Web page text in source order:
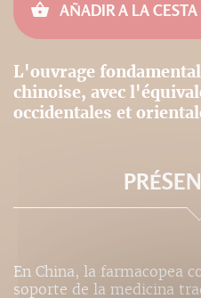
AÑADIR A LA CESTA
L'ouvrage
chinoise, avec
occidentales et
En China, la farmacopea
soporte de la medicina